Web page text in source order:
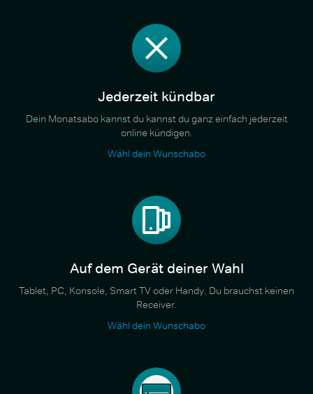
Jederzeit kündbar
Dein Monatsabo kannst du kannst du ganz einfach jederzeit
online kündigen.
Wähl dein Wunschabo
Auf dem Gerät deiner Wahl
Tablet, PC, Konsole, Smart TV oder Handy. Du brauchst keinen
Receiver.
Wähl dein Wunschabo